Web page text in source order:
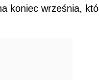
koniec września,